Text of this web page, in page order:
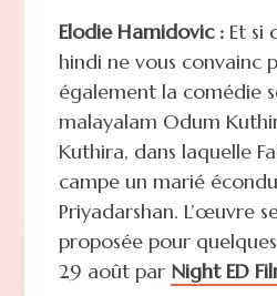
Elodie Hamidovic :Et si
hindi ne vous convainc
également la comédie
malayalam Odum
Kuthira, dans laquelle
campe un marié
Priyadarshan. L’œuvre
proposée pour
29 août par Night ED